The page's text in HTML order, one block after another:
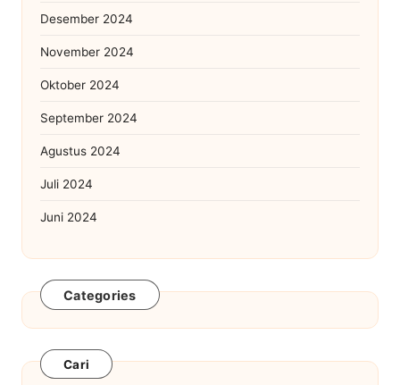
Desember 2024
November 2024
Oktober 2024
September 2024
Agustus 2024
Juli 2024
Juni 2024
Categories
Cari